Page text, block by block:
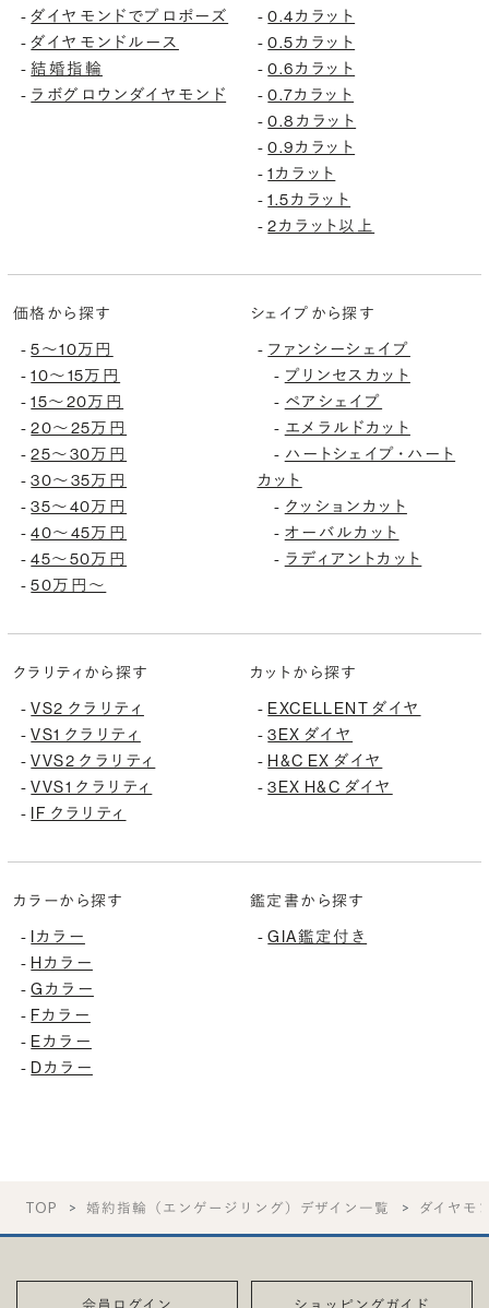
-ダイヤモンドでプロポーズ
-ダイヤモンドルース
-結婚指輪
- ラボグロウンダイヤモンド
-0.4カラット
-0.5カラット
-0.6カラット
-0.7カラット
-0.8カラット
-0.9カラット
-1カラット
-1.5カラット
-2カラット以上
価格から探す
-5〜10万円
-10〜15万円
-15〜20万円
-20〜25万円
-25〜30万円
-30〜35万円
-35〜40万円
-40〜45万円
-45〜50万円
-50万円〜
シェイプから探す
- ファンシーシェイプ
- プリンセスカット
- ペアシェイプ
- エメラルドカット
- ハートシェイプ・ハート
カット
- クッションカット
- オーバルカット
- ラディアントカット
クラリティから探す
-VS2 クラリティ
-VS1 クラリティ
-VVS2 クラリティ
-VVS1 クラリティ
-
IF クラリティ
カットから探す
- EXCELLENT ダイヤ
-3EX ダイヤ
- H&C EX ダイヤ
-3EX H&C ダイヤ
カラーから探す
-
Iカラー
- Hカラー
-Gカラー
- Fカラー
- Eカラー
- Dカラー
鑑定書から探す
-GIA鑑定付き
TOP 婚約指輪（エンゲージリング）デザイン一覧 ダイヤモ